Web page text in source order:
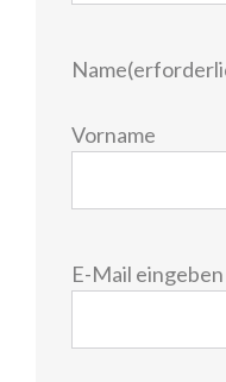
Name
Vorname
E-
E-Mail eingeben